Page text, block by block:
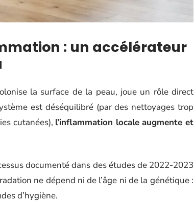
: un accélérateur
la surface de la peau, joue un rôle direct
est déséquilibré (par des nettoyages trop
cutanées), l’inflammation locale augmente et
documenté dans des études de 2022-2023
ne dépend ni de l’âge ni de la génétique :
d’hygiène.